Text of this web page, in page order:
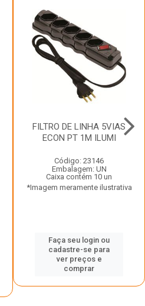
FILTRO DE LINHA 5VIAS
ECON PT 1M ILUMI
Código: 23146
Embalagem: UN
Caixa contém 10 un
*Imagem meramente ilustrativa
Faça seu login ou
cadastre-se para
ver preços e
comprar